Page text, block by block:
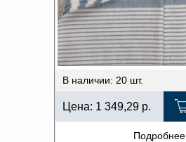
Доверенность на
получение груза
Документы по работе с
персональными данными
Письмо руководителю
Новости | Статьи
ПРОИЗВОДИТЕЛЬ
ХАРАКТЕР РИСУНКА
ОТТЕНОК ЦВЕТАВ наличии: 20 шт.
Цена: 1 349,29 р.
Подробнее